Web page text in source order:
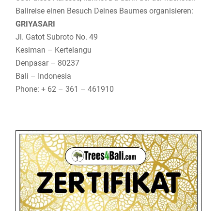
Balireise einen Besuch Deines Baumes organisieren:
GRIYASARI
Jl. Gatot Subroto No. 49
Kesiman – Kertelangu
Denpasar – 80237
Bali – Indonesia
Phone: + 62 – 361 – 461910